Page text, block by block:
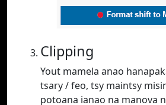
Clipping
Yout mamela anao
tsary / feo, tsy maintsy
potoana ianao na manova